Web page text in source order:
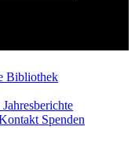
Bibliothek
Jahresberichte
Spenden